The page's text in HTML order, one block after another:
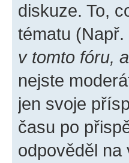
diskuze. To,
tématu (Např.
v tomto fóru,
nejste
jen svoje
času po
odpověděl